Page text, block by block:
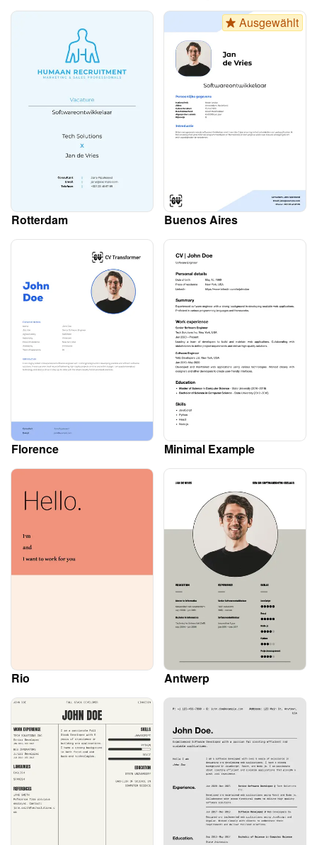
Rotterdam
Ausgewählt
Buenos Aires
Florence Minimal Example
Rio Antwerp